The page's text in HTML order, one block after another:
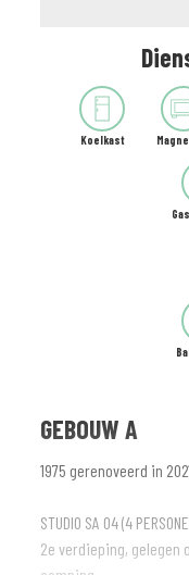
Koelkast
GEBOUW A
1975 gerenoveerd in
STUDIO SA 04 (4
2e verdieping, gelegen